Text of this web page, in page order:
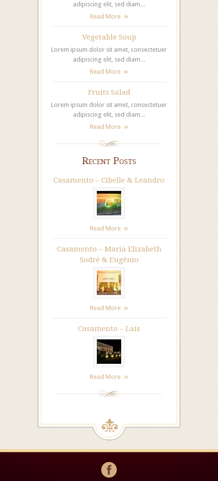
adipiscing elit, sed diam…
Read More
Vegetable Soup
Lorem ipsum dolor sit amet, consectetuer
adipiscing elit, sed diam…
Read More
Fruits Salad
Lorem ipsum dolor sit amet, consectetuer
adipiscing elit, sed diam…
Read More
Recent Posts
Casamento – Cibelle & Leandro
Read More
Casamento – Maria Elizabeth
Sodré & Eugênio
Read More
Casamento – Laís
Read More